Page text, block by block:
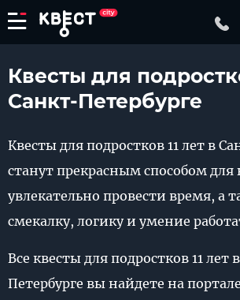
Квесты для
Санкт-Петербурге
Квесты для подростков 11 лет в
станут прекрасным способом
увлекательно провести время, а
смекалку, логику и умение
Все квесты для подростков 11 лет
Петербурге вы найдете на